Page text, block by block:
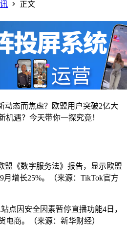
正文
动态而焦虑？欧盟用户突破2亿大
机遇？今天带你一探究竟！
盟《数字服务法》报告，显示欧盟
月增长25%。（来源：TikTok官方
点因安全因素暂停直播功能4日，
电商。（来源：新华财经）